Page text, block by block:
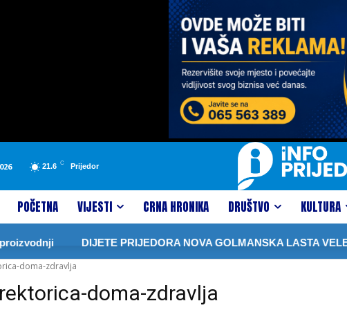
21.6 C Prijedor
POČETNA VIJESTI CRNA HRONIKA DRUŠTVO KULTURA
DIJETE PRIJEDORA NOVA GOLMANSKA LASTA VELEŽA
doma-zdravlja
doma-zdravlja